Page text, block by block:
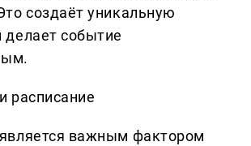
создаёт уникальную
делает событие
расписание
важным фактором